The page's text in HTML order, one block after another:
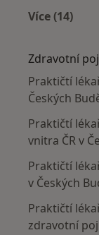
Více (14)
Zdravotní
Praktičtí
Českých
Praktičtí
vnitra ČR v
Praktičtí
v Českých
Praktičtí
zdravotní